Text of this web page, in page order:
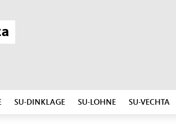
SU-DINKLAGE SU-LOHNE SU-VECHTA